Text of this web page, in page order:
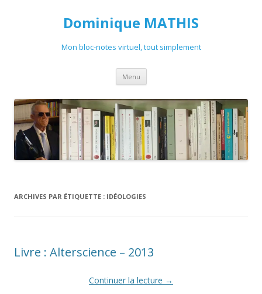
Dominique MATHIS
Mon bloc-notes virtuel, tout simplement
Menu Aller
contenu
ARCHIVES PAR ÉTIQUETTE : IDÉOLOGIES
Livre : Alterscience – 2013
Continuer la lecture →